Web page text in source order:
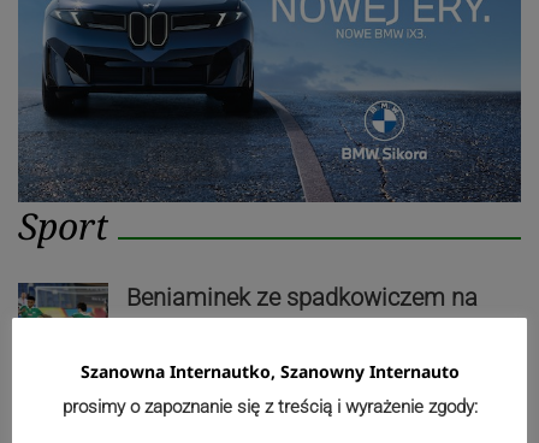
Sport
Beniaminek ze spadkowiczem na
ZDJĘCIA
Szanowna Internautko, Szanowny Internauto
prosimy o zapoznanie się z treścią i wyrażenie zgody: